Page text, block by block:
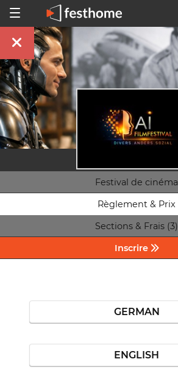
Festival de cinéma
Règlement & Prix
Sections & Frais (3)
Inscrire
GERMAN
ENGLISH